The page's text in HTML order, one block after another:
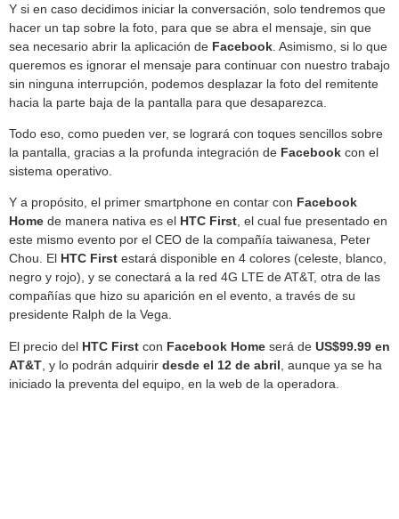
Y si en caso decidimos iniciar la conversación, solo tendremos que
hacer un tap sobre la foto, para que se abra el mensaje, sin que
sea necesario abrir la aplicación de Facebook . Asimismo, si lo que
queremos es ignorar el mensaje para continuar con nuestro trabajo
sin ninguna interrupción, podemos desplazar la foto del remitente
hacia la parte baja de la pantalla para que desaparezca.
Todo eso, como pueden ver, se logrará con toques sencillos sobre
la pantalla, gracias a la profunda integración de Facebook con el
sistema operativo.
Y a propósito, el primer smartphone en contar con Facebook
Home de manera nativa es el HTC First, el cual fue presentado en
este mismo evento por el CEO de la compañía taiwanesa, Peter
Chou. El HTC First estará disponible en 4 colores (celeste, blanco,
negro y rojo), y se conectará a la red 4G LTE de AT&T, otra de las
compañías que hizo su aparición en el evento, a través de su
presidente Ralph de la Vega.
El precio del HTC First con Facebook Home será de US$99.99 en
AT&T , y lo podrán adquirir desde el 12 de abril , aunque ya se ha
iniciado la preventa del equipo, en la web de la operadora.